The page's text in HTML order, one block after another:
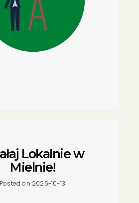
Lokalnie w
Mielnie!
Posted on 2025-10-13